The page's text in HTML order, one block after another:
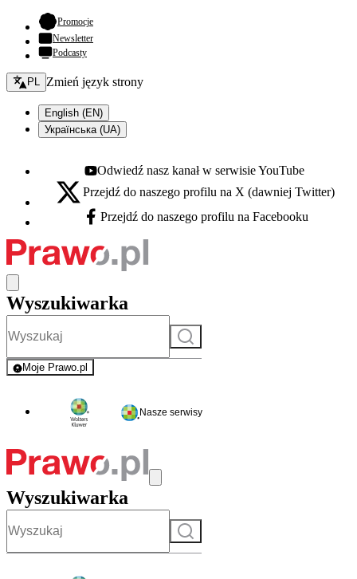
Promocje- otwiera się w nowej karcie
Newsletter
Podcasty
Zmień język - bieżący:
PL Zmień język strony
English (EN)
Українська (UA)
Youtube - otwiera się w nowej karcie
Odwiedź nasz kanał w serwisie YouTube
X - otwiera się w nowej karcie
Przejdź do naszego profilu na X (dawniej Twitter)
Facebook - otwiera się w nowej karcie
Przejdź do naszego profilu na Facebooku
Wyszukiwarka
Szukaj
Moje Prawo.pl
- rejestracja i logowanie do serwisu
Nasze serwisy
Wyszukiwarka
Szukaj